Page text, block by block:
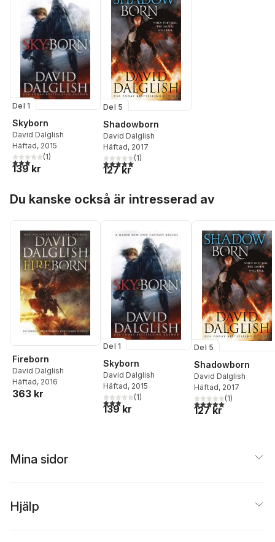
Del 1
Skyborn
David Dalglish
Häftad, 2015
3,0utav 5 stjärnor. Totalt antal röster:
(1)
139 kr
Del 5
Shadowborn
David Dalglish
Häftad, 2017
5,0utav 5 stjärnor. Totalt antal röster:
(1)
127 kr
Du kanske också är intresserad av
Fireborn
David Dalglish
Häftad, 2016
363 kr
Del 1
Skyborn
David Dalglish
Häftad, 2015
3,0utav 5 stjärnor. Totalt antal röster:
(1)
139 kr
Del 5
Shadowborn
David Dalglish
Häftad, 2017
5,0utav 5 stjärnor.
(1)
127 kr
Mina sidor
Hjälp